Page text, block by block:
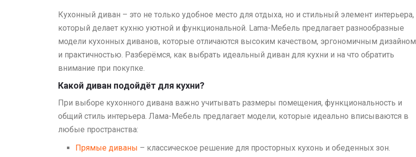
Кухонный диван – это не только удобное место для отдыха, но и стильный элемент интерьера,
который делает кухню уютной и функциональной. Lama-Мебель предлагает разнообразные
модели кухонных диванов, которые отличаются высоким качеством, эргономичным дизайном
и практичностью. Разберёмся, как выбрать идеальный диван для кухни и на что обратить
внимание при покупке.
Какой диван подойдёт для кухни?
При выборе кухонного дивана важно учитывать размеры помещения, функциональность и
общий стиль интерьера. Лама-Мебель предлагает модели, которые идеально вписываются в
любые пространства:
Прямые диваны – классическое решение для просторных кухонь и обеденных зон.